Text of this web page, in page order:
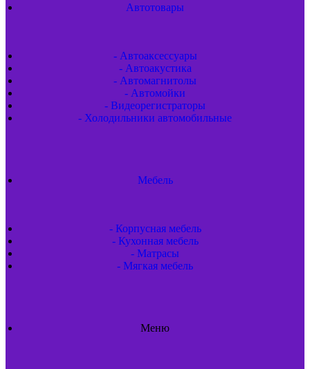
Автотовары
- Автоаксессуары
- Автоакустика
- Автомагнитолы
- Автомойки
- Видеорегистраторы
- Холодильники автомобильные
Мебель
- Корпусная мебель
- Кухонная мебель
- Матрасы
- Мягкая мебель
Меню